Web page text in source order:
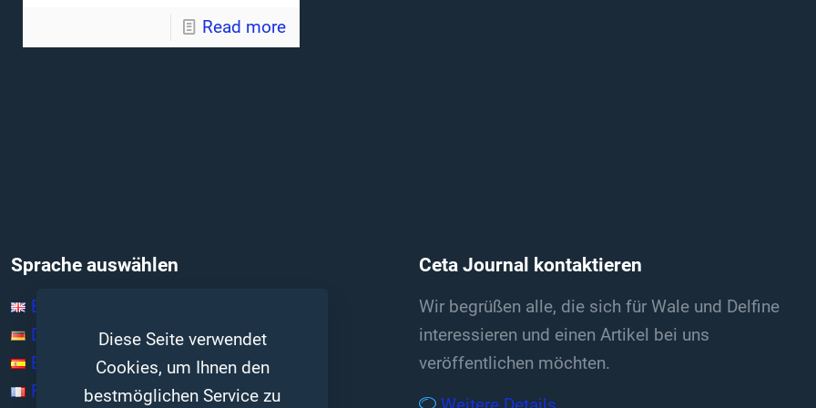
Read more
Sprache auswählen
English
Deutsch
Español
Français
Ceta Journal kontaktieren
Wir begrüßen alle, die sich für Wale und Delfine
interessieren und einen Artikel bei uns
veröffentlichen möchten.
Diese Seite verwendet
Cookies, um Ihnen den
bestmöglichen Service zu